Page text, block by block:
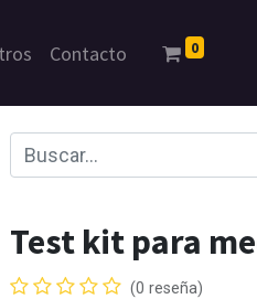
Contacto 0
Test kit para
(0 reseña)